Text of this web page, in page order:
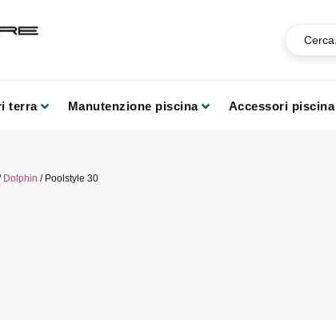
terra Manutenzione piscina Accessori piscina
Dolphin / Poolstyle 30